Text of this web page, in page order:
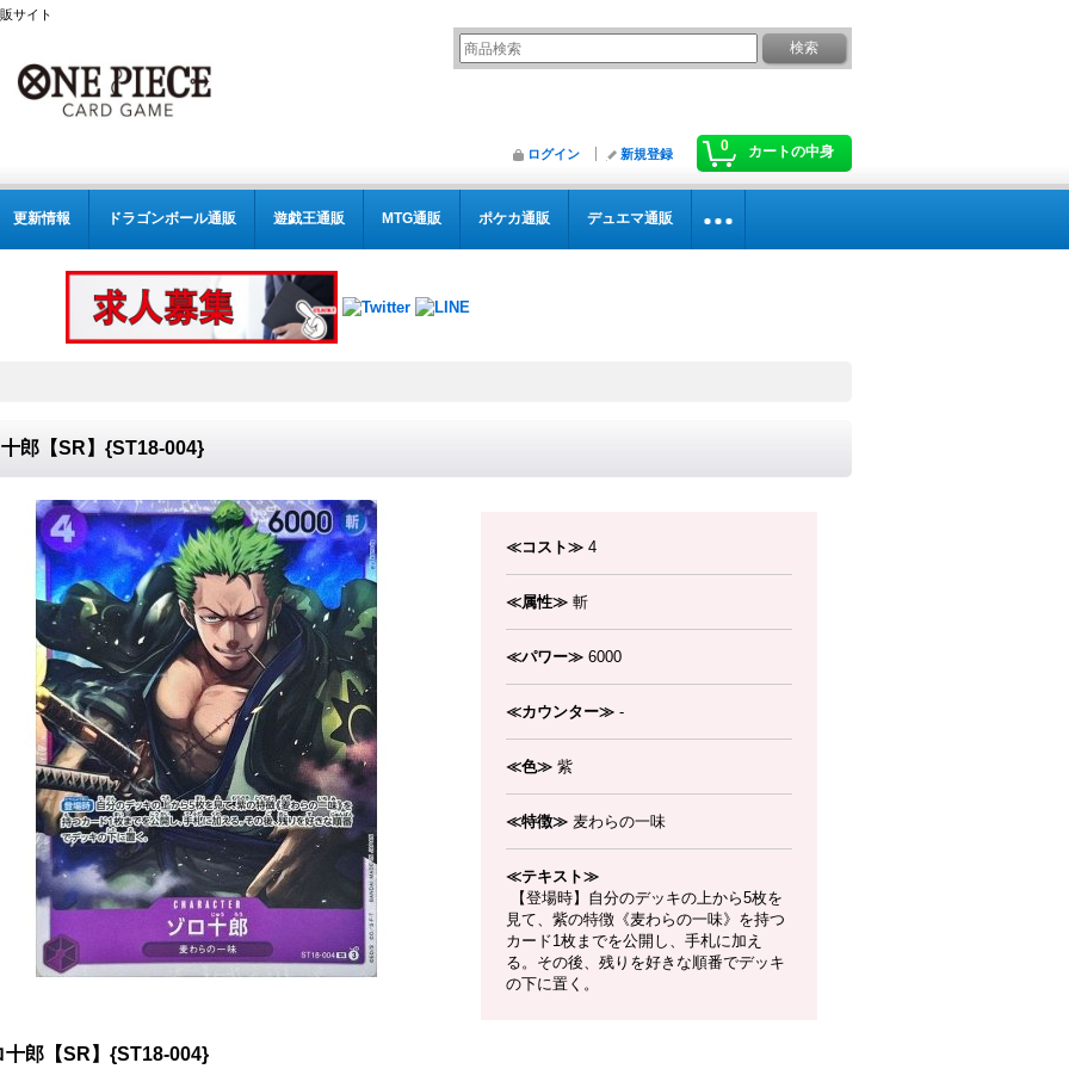
サイト
0 カートの中身
ログイン 新規登録
更新情報 ドラゴンボール通販 遊戯王通販 MTG通販 ポケカ通販 デュエマ通販
郎【SR】{ST18-004}
≪コスト≫ 4
≪属性≫ 斬
≪パワー≫ 6000
≪カウンター≫ -
≪色≫ 紫
≪特徴≫ 麦わらの一味
≪テキスト≫
【登場時】自分のデッキの上から5枚を
見て、紫の特徴《麦わらの一味》を持つ
カード1枚までを公開し、手札に加え
る。その後、残りを好きな順番でデッキ
の下に置く。
十郎【SR】{ST18-004}